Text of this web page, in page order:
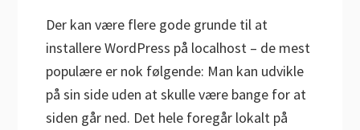
Der kan være flere gode grunde til at
installere WordPress på localhost – de mest
populære er nok følgende: Man kan udvikle
på sin side uden at skulle være bange for at
siden går ned. Det hele foregår lokalt på